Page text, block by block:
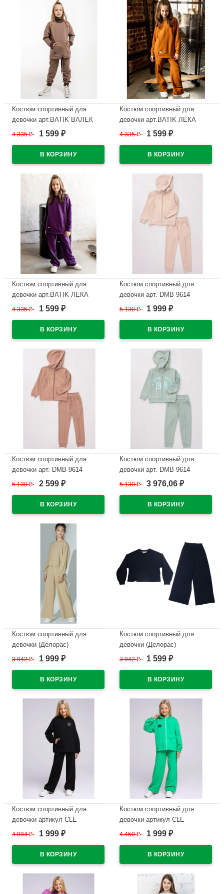
Костюм спортивный для
девочки арт.BATIK ВАЛЕК
размер 34/134-42/164
4 335₽ 1 599 ₽
Костюм спортивный для
девочки арт.BATIK ЛЕКА
размер 34/134-42/164 охра
4 335₽ 1 599 ₽
Костюм спортивный для
девочки арт.BATIK ЛЕКА
размер 34/134-42/164 темно-
4 335₽ 1 599 ₽
Костюм спортивный для
девочки арт. DMB 9614
размер 34/134-44/164
5 130₽ 1 999 ₽
Костюм спортивный для
девочки арт. DMB 9614
размер 34/134-44/164
5 130₽ 2 599 ₽
Костюм спортивный для
девочки арт. DMB 9614
размер 34/134-44/164
5 130₽ 3 976,06 ₽
Костюм спортивный для
девочки (Делорас)
арт.Y63698A/Y63698B размер
3 942₽ 1 999 ₽
Костюм спортивный для
девочки (Делорас)
арт.Y63698A/Y63698B размер
3 942₽ 1 599 ₽
Костюм спортивный для
девочки артикул CLE
849516/70у_п размер 32/128-
4 094₽ 1 999 ₽
Костюм спортивный для
девочки артикул CLE
849518/70у_п размер 34/134-
4 450₽ 1 999 ₽